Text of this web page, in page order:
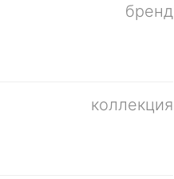
бренд
коллекция